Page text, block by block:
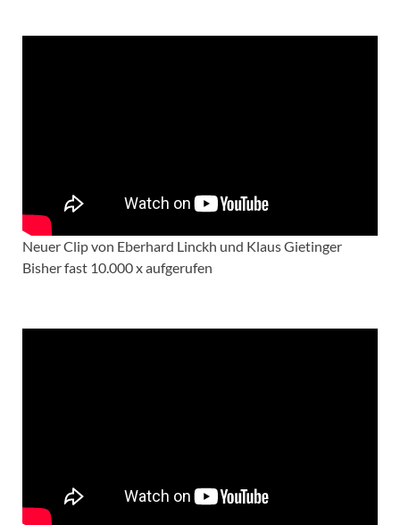
Neuer Clip von Eberhard Linckh und Klaus Gietinger
Bisher fast 10.000 x aufgerufen